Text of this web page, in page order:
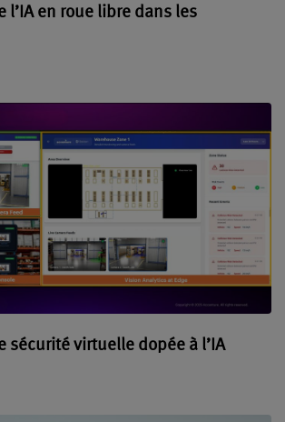
l’IA en roue libre dans les
sécurité virtuelle dopée à l’IA